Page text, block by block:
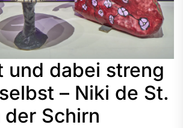
und dabei streng
– Niki de St.
der Schirn